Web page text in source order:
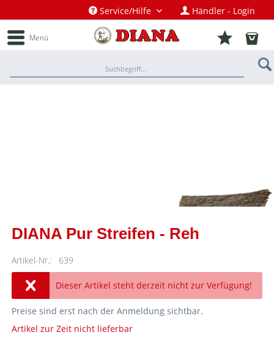
Service/Hilfe Händler - Login
Menü
DIANA Pur Streifen - Reh
Artikel-Nr.: 639
Dieser Artikel steht derzeit nicht zur Verfügung!
Preise sind erst nach der Anmeldung sichtbar.
Artikel zur Zeit nicht lieferbar